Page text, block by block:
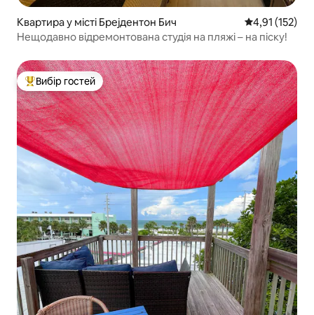
Квартира у місті Брејдентон Бич Середня
4,91 (152)
Нещодавно відремонтована студія на пляжі – на піску!
Топ вибір гостей
Вибір гостей